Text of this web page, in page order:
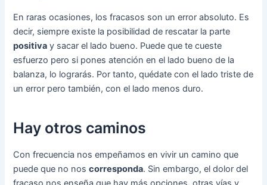
En raras ocasiones, los fracasos son un error absoluto. Es
decir, siempre existe la posibilidad de rescatar la parte
positiva y sacar el lado bueno. Puede que te cueste
esfuerzo pero si pones atención en el lado bueno de la
balanza, lo lograrás. Por tanto, quédate con el lado triste de
un error pero también, con el lado menos duro.
Hay otros caminos
Con frecuencia nos empeñamos en vivir un camino que
puede que no noscorresponda. Sin embargo, el dolor del